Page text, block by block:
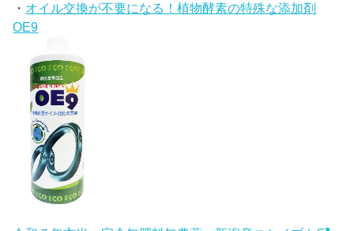
・ オイル交換が不要になる！植物酵素の特殊な添加剤
OE9